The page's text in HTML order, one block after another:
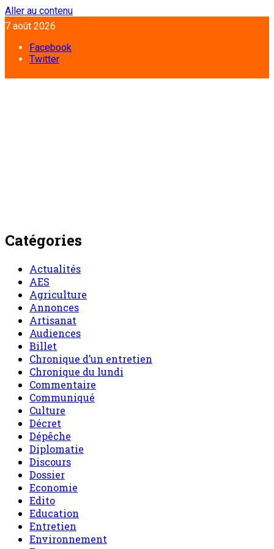
Aller au contenu
7 août 2026
Facebook
Twitter
Catégories
Actualités
AES
Agriculture
Annonces
Artisanat
Audiences
Billet
Chronique d’un entretien
Chronique du lundi
Commentaire
Communiqué
Culture
Décret
Dépêche
Diplomatie
Discours
Dossier
Economie
Edito
Education
Entretien
Environnement